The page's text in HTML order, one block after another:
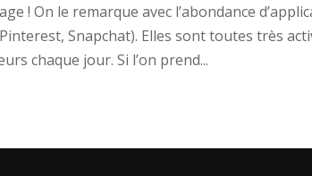
! On le remarque avec l’abondance
Snapchat). Elles sont toutes très
chaque jour. Si l’on prend...